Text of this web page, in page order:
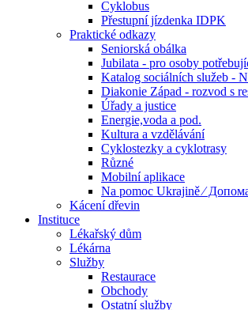
Cyklobus
Přestupní jízdenka IDPK
Praktické odkazy
Seniorská obálka
Jubilata - pro osoby
Katalog sociálních služeb -
Diakonie Západ - rozvod s
Úřady a justice
Energie,voda a pod.
Kultura a vzdělávání
Cyklostezky a cyklotrasy
Různé
Mobilní aplikace
Na pomoc Ukrajině ⁄
Kácení dřevin
Instituce
Lékařský dům
Lékárna
Služby
Restaurace
Obchody
Ostatní služby